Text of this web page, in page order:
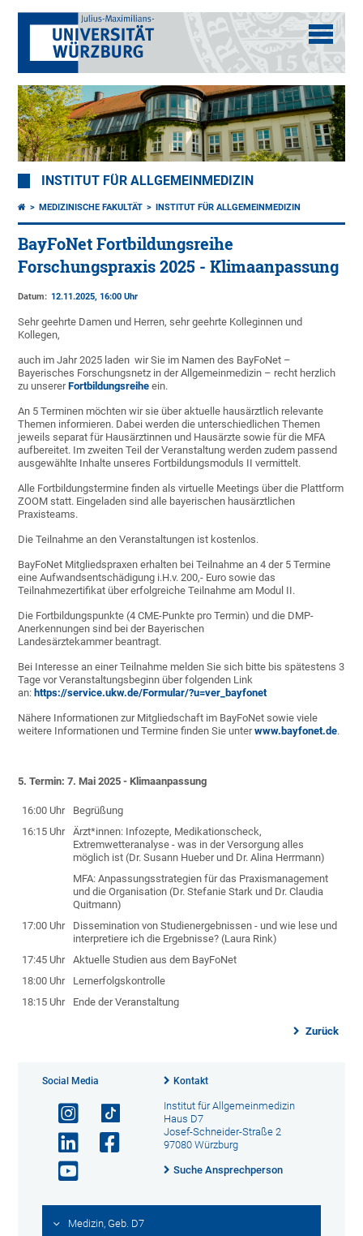
INSTITUT FÜR ALLGEMEINMEDIZIN
MEDIZINISCHE FAKULTÄT INSTITUT FÜR ALLGEMEINMEDIZIN
BayFoNet Fortbildungsreihe
Forschungspraxis 2025 - Klimaanpassung
Datum: 12.11.2025, 16:00 Uhr
Sehr geehrte Damen und Herren, sehr geehrte Kolleginnen und
Kollegen,
auch im Jahr 2025 laden wir Sie im Namen des BayFoNet –
Bayerisches Forschungsnetz in der Allgemeinmedizin – recht herzlich
zu unsererFortbildungsreihe ein.
An 5 Terminen möchten wir sie über aktuelle hausärztlich relevante
Themen informieren. Dabei werden die unterschiedlichen Themen
jeweils separat für Hausärztinnen und Hausärzte sowie für die MFA
aufbereitet. Im zweiten Teil der Veranstaltung werden zudem passend
ausgewählte Inhalte unseres Fortbildungsmoduls II vermittelt.
Alle Fortbildungstermine finden als virtuelle Meetings über die Plattform
ZOOM statt. Eingeladen sind alle bayerischen hausärztlichen
Praxisteams.
Die Teilnahme an den Veranstaltungen ist kostenlos.
BayFoNet Mitgliedspraxen erhalten bei Teilnahme an 4 der 5 Termine
eine Aufwandsentschädigung i.H.v. 200,- Euro sowie das
Teilnahmezertifikat über erfolgreiche Teilnahme am Modul II.
Die Fortbildungspunkte (4 CME-Punkte pro Termin) und die DMP-
Anerkennungen sind bei der Bayerischen
Landesärztekammer beantragt.
Bei Interesse an einer Teilnahme melden Sie sich bitte bis spätestens 3
Tage vor Veranstaltungsbeginn über folgenden Link
an: https://service.ukw.de/Formular/?u=ver_bayfonet
Nähere Informationen zur Mitgliedschaft im BayFoNet sowie viele
weitere Informationen und Termine finden Sie unterwww.bayfonet.de.
5. Termin: 7. Mai 2025 - Klimaanpassung
16:00 Uhr
Begrüßung
16:15 Uhr
Ärzt*innen: Infozepte, Medikationscheck,
Extremwetteranalyse - was in der Versorgung alles
möglich ist (Dr. Susann Hueber und Dr. Alina Herrmann)
MFA: Anpassungsstrategien für das Praxismanagement
und die Organisation (Dr. Stefanie Stark und Dr. Claudia
Quitmann)
17:00 Uhr
Dissemination von Studienergebnissen - und wie lese und
interpretiere ich die Ergebnisse? (Laura Rink)
17:45 Uhr
Aktuelle Studien aus dem BayFoNet
18:00 Uhr
Lernerfolgskontrolle
18:15 Uhr
Ende der Veranstaltung
Zurück
Social Media Kontakt
Institut für Allgemeinmedizin
Haus D7
Josef-Schneider-Straße 2
97080 Würzburg
Suche Ansprechperson
Medizin, Geb. D7